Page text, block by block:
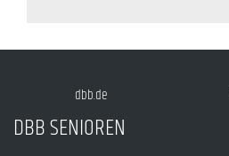
dbb.de
DBB SENIOREN